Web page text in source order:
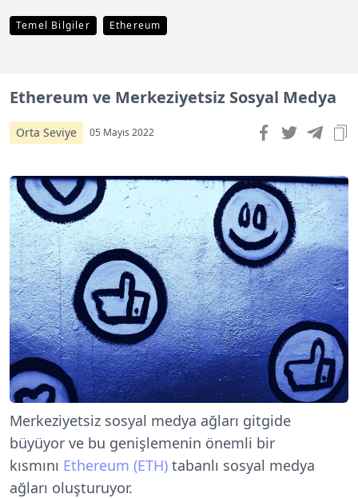
Temel Bilgiler Ethereum
Ethereum ve Merkeziyetsiz Sosyal Medya
Orta Seviye 05 Mayıs 2022
Merkeziyetsiz sosyal medya ağları gitgide
büyüyor ve bu genişlemenin önemli bir
kısmını Ethereum (ETH) tabanlı sosyal medya
ağları oluşturuyor.